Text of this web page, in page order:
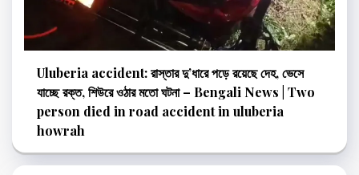
Uluberia accident: রাস্তার দু’ধারে পড়ে রয়েছে দেহ, ভেসে
যাচ্ছে রক্ত, শিউরে ওঠার মতো ঘটনা – Bengali News | Two
person died in road accident in uluberia
howrah